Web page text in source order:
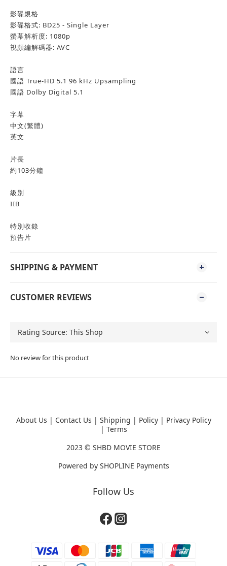
影碟規格
影碟格式: BD25 - Single Layer
螢幕解析度: 1080p
視頻編解碼器: AVC
語言
國語 True-HD 5.1 96 kHz Upsampling
國語 Dolby Digital 5.1
字幕
中文(繁體)
英文
片長
約103分鐘
級別
IIB
特別收錄
預告片
SHIPPING & PAYMENT
CUSTOMER REVIEWS
No review for this product
About Us | Contact Us | Shipping | Policy| Privacy Policy
| Terms
2023 © SHBD MOVIE STORE
Powered by SHOPLINE Payments
Follow Us